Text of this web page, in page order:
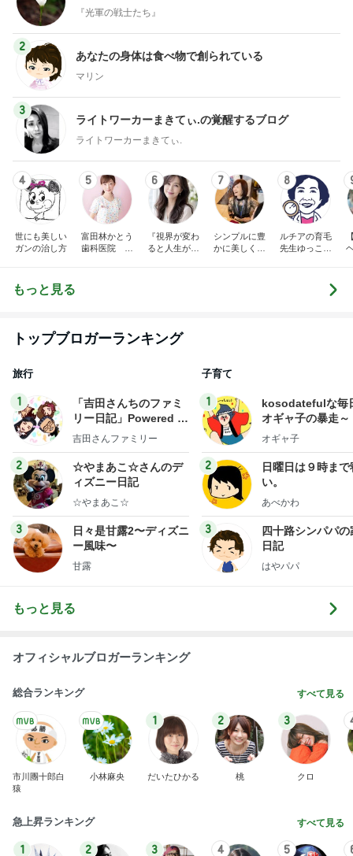
『光軍の戦士たち』
2
あなたの身体は食べ物で創られている
マリン
3
ライトワーカーまきてぃ.の覚醒するブログ
ライトワーカーまきてぃ.
4
世にも美しい
ガンの治し方
5
富田林かとう
歯科医院 み
6
『視界が変わ
ると人生が変
7
シンプルに豊
かに美しく自
8
ルチアの育毛
先生ゆっこち
もっと見る
トップブロガーランキング
旅行
1
「吉田さんちのファミ
リー日記」Powered b
y Ameba 吉田さんファ
ログ
吉田さんファミリー
2
☆やまあこ☆さんのデ
ィズニー日記
☆やまあこ☆
3
日々是甘露2〜ディズニ
ー風味〜
甘露
子育て
1
kosodatefulな毎
オギャ子の暴走～
オギャ子
2
日曜日は９時まで
い。
あべかわ
3
四十路シンパパの
日記
はやパパ
もっと見る
オフィシャルブロガーランキング
総合ランキング すべて見る
市川團十郎白
猿
小林麻央
1
だいたひかる
2
桃
3
クロ
急上昇ランキング すべて見る
1 2 3 4 5